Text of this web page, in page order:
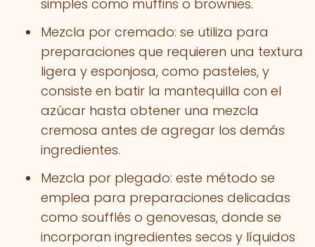
simples como muffins o brownies.
Mezcla por cremado: se utiliza para
preparaciones que requieren una textura
ligera y esponjosa, como pasteles, y
consiste en batir la mantequilla con el
azúcar hasta obtener una mezcla
cremosa antes de agregar los demás
ingredientes.
Mezcla por plegado: este método se
emplea para preparaciones delicadas
como soufflés o genovesas, donde se
incorporan ingredientes secos y líquidos